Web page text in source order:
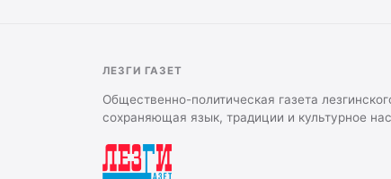
ЛЕЗГИ ГАЗЕТ
Общественно-политическая газета
сохраняющая язык, традиции и культурное